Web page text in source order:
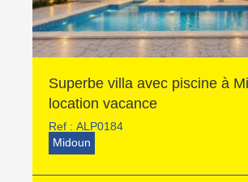
Superbe villa avec piscine à
location vacance
Ref : ALP0184
Midoun